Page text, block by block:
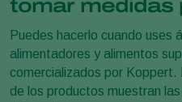
tomar medidas
Puedes hacerlo cuando uses
alimentadores y alimentos
comercializados por
de los productos muestran